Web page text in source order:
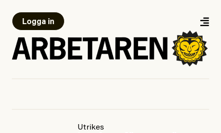
Logga in
Utrikes